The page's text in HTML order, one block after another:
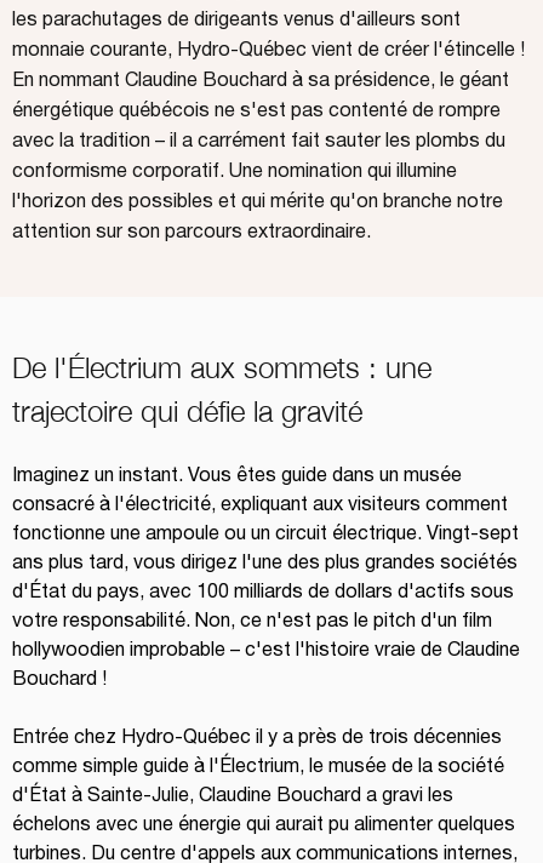
De l'Électrium aux sommets : une
trajectoire qui défie la gravité
Imaginez un instant. Vous êtes guide dans un musée
consacré à l'électricité, expliquant aux visiteurs comment
fonctionne une ampoule ou un circuit électrique. Vingt-sept
ans plus tard, vous dirigez l'une des plus grandes sociétés
d'État du pays, avec 100 milliards de dollars d'actifs sous
votre responsabilité. Non, ce n'est pas le pitch d'un film
hollywoodien improbable – c'est l'histoire vraie de Claudine
Bouchard !
Entrée chez Hydro-Québec il y a près de trois décennies
comme simple guide à l'Électrium, le musée de la société
d'État à Sainte-Julie, Claudine Bouchard a gravi les
échelons avec une énergie qui aurait pu alimenter quelques
turbines. Du centre d'appels aux communications internes,
les parachutages de dirigeants venus d'ailleurs sont
monnaie courante, Hydro-Québec vient de créer l'étincelle !
En nommant Claudine Bouchard à sa présidence, le géant
énergétique québécois ne s'est pas contenté de rompre
avec la tradition – il a carrément fait sauter les plombs du
conformisme corporatif. Une nomination qui illumine
l'horizon des possibles et qui mérite qu'on branche notre
attention sur son parcours extraordinaire.